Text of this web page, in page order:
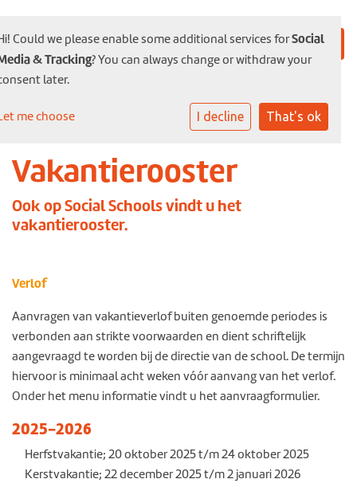
Vakantierooster
Ook op Social Schools vindt u het
vakantierooster.
Verlof
Aanvragen van vakantieverlof buiten genoemde periodes is
verbonden aan strikte voorwaarden en dient schriftelijk
aangevraagd te worden bij de directie van de school. De termijn
hiervoor is minimaal acht weken vóór aanvang van het verlof.
Onder het menu informatie vindt u het aanvraagformulier.
2025-2026
Herfstvakantie; 20 oktober 2025 t/m 24 oktober 2025
Kerstvakantie; 22 december 2025 t/m 2 januari 2026
Could we please enable some additional services forSocial
& Tracking? You can always change or withdraw your
later.
me choose I decline That's ok